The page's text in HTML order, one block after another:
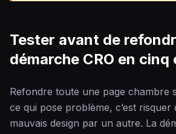
Tester avant de
démarche CRO en cinq
Refondre toute une page chambre
ce qui pose problème, c’est
mauvais design par un autre. La